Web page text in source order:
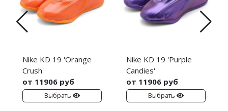
Nike KD 19 'Orange
Crush'
от 11906 руб
Выбрать
Nike KD 19 'Purple
Candies'
от 11906 руб
Выбрать